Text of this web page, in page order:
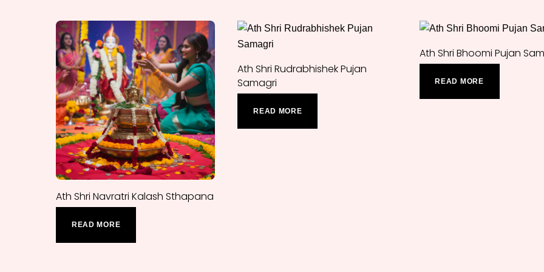
Ath Shri Navratri Kalash Sthapana
READ MORE
Ath Shri Rudrabhishek Pujan
Samagri
READ MORE
Ath Shri Bhoomi Pujan
READ MORE